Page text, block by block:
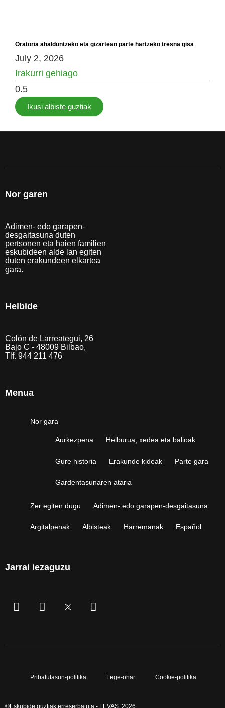
Oratoria ahalduntzeko eta gizartean parte hartzeko tresna gisa
July 2, 2026
Irakurri gehiago
Ikusi albiste guztiak
Nor garen
Adimen- edo garapen-
desgaitasuna duten
pertsonen eta haien familien
eskubideen alde lan egiten
duten erakundeen elkartea
gara.
Helbide
Colón de Larreategui, 26
Bajo C - 48009 Bilbao,
Tlf. 944 211 476
Menua
Nor gara
Aurkezpena Helburua, xedea eta balioak
Gure historia Erakunde kideak Parte gara
Gardentasunaren ataria
Zer egiten dugu Adimen- edo garapen-desgaitasuna
Argitalpenak Albisteak Harremanak Español
Jarrai iezaguzu
Pribatutasun-politika Lege-ohar Cookie-politika
©Eskubide guztiak erreserbatuta - FEVAS, 2026